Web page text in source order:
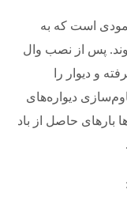
است که به
پس از نصب وال
و دیوار را
دیواره‌های
بارهای حاصل از باد